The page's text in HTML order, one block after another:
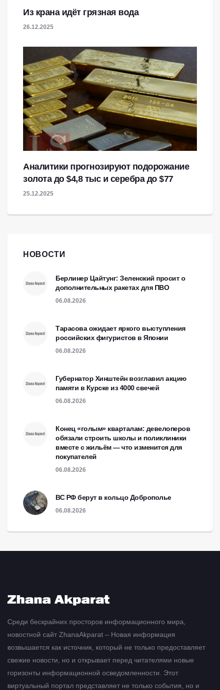
Из крана идёт грязная вода
26.12.2025
Аналитики прогнозируют подорожание
золота до $4,8 тыс и серебра до $77
25.12.2025
НОВОСТИ
Берлинер Цайтунг: Зеленский просит о
дополнительных ракетах для ПВО
06.08.2026
Тарасова ожидает яркого выступления
российских фигуристов в Японии
06.08.2026
Губернатор Хинштейн возглавил акцию
памяти в Курске из 4000 свечей
06.08.2026
Конец «голым» кварталам: девелоперов
обязали строить школы и поликлиники
вместе с жильём — что изменится для
покупателей
06.08.2026
ВС РФ берут в кольцо Доброполье
06.08.2026
Среди бескрайних просторов информационного мира,
новостной сайт ZhanaAkparat – Новая информация
возвышается как источник, который не только предоставляет
свежие новости, но и открывает перед читателями новые
горизонты информационной осведомленности. Этот
виртуальный портал представляет не только события, но и